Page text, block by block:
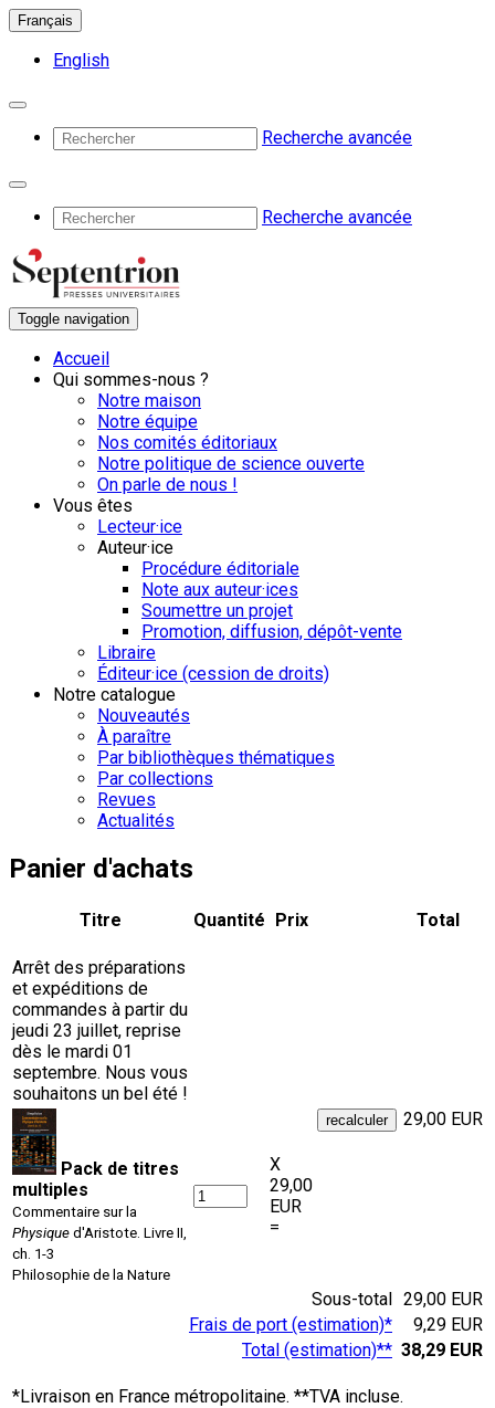
Français
English
Recherche avancée
Recherche avancée
Toggle navigation
Accueil
Qui sommes-nous ?
Notre maison
Notre équipe
Nos comités éditoriaux
Notre politique de science ouverte
On parle de nous !
Vous êtes
Lecteur·ice
Auteur·ice
Procédure éditoriale
Note aux auteur·ices
Soumettre un projet
Promotion, diffusion, dépôt-vente
Libraire
Éditeur·ice (cession de droits)
Notre catalogue
Nouveautés
À paraître
Par bibliothèques thématiques
Par collections
Revues
Actualités
Panier d'achats
Arrêt des préparations
et expéditions de
commandes à partir du
jeudi 23 juillet, reprise
dès le mardi 01
septembre. Nous vous
souhaitons un bel été !
Titre Quantité Prix Total
Pack de titres
multiples
Commentaire sur la
Physique d'Aristote. Livre II,
ch. 1-3
Philosophie de la Nature
X
29,00
EUR
=
29,00 EUR
Sous-total 29,00 EUR
Frais de port (estimation)*
9,29 EUR
Total (estimation)** 38,29 EUR
*Livraison en France métropolitaine. **TVA incluse.